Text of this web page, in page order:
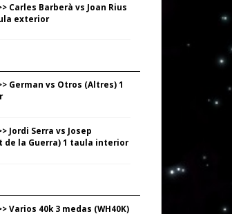
Carles Barberà vs Joan Rius
exterior
German vs Otros (Altres) 1
Jordi Serra vs Josep
de la Guerra) 1 taula interior
Varios 40k 3 medas (WH40K)